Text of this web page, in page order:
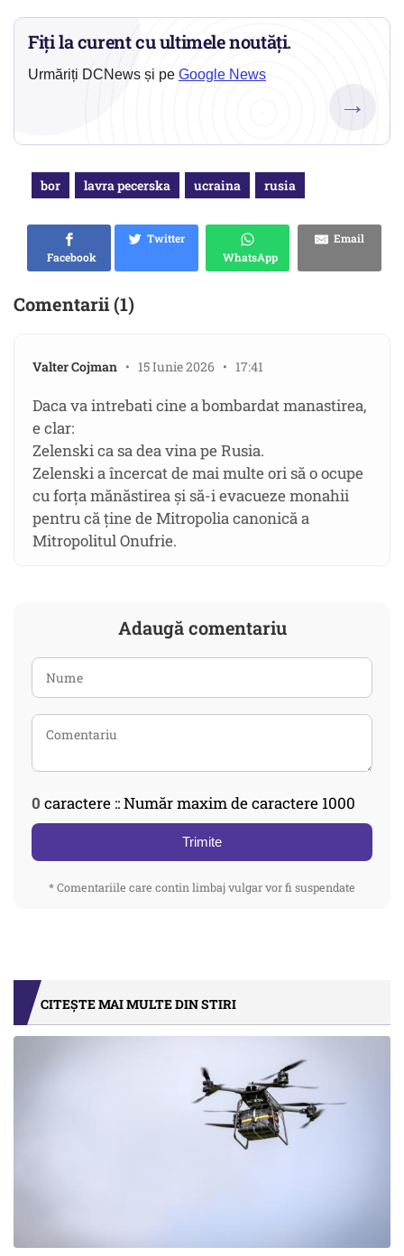
Fiți la curent cu ultimele noutăți.
Urmăriți DCNews și pe Google News
→
bor lavra pecerska ucraina rusia
Facebook
Twitter
WhatsApp
Email
Comentarii (1)
Valter Cojman • 15 Iunie 2026 • 17:41
Daca va intrebati cine a bombardat manastirea,
e clar:
Zelenski ca sa dea vina pe Rusia.
Zelenski a încercat de mai multe ori să o ocupe
cu forța mănăstirea și să-i evacueze monahii
pentru că ține de Mitropolia canonică a
Mitropolitul Onufrie.
Adaugă comentariu
0 caractere :: Număr maxim de caractere 1000
Trimite
* Comentariile care contin limbaj vulgar vor fi suspendate
CITEȘTE MAI MULTE DIN STIRI